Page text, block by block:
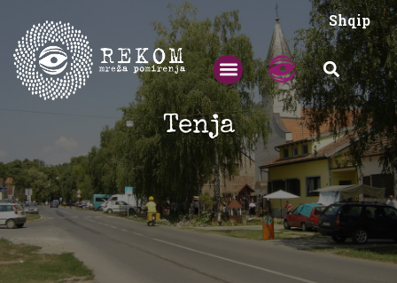
Shqip
Tenja